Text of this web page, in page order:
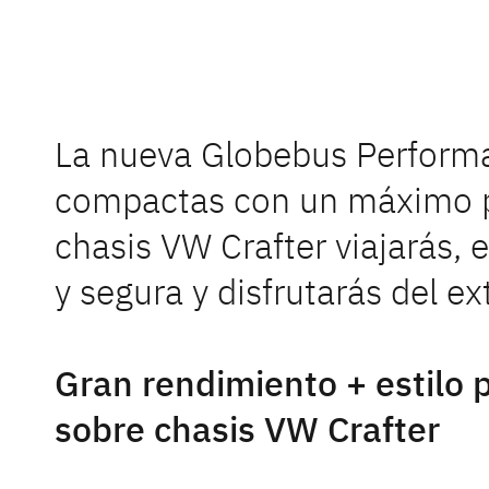
nuestras
amplio
Con más
La nueva Globebus
compactas con un máximo
chasis VW Crafter viajarás,
y segura y disfrutarás del
Gran rendimiento + estilo
sobre chasis VW Crafter